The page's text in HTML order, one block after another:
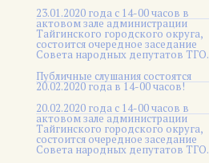
23.01.2020 года с 14-00 часов в
актовом зале администрации
Тайгинского городского округа,
состоится очередное заседание
Совета народных депутатов ТГО.
Публичные слушания состоятся
20.02.2020 года в 14-00 часов!
20.02.2020 года с 14-00 часов в
актовом зале администрации
Тайгинского городского округа,
состоится очередное заседание
Совета народных депутатов ТГО.